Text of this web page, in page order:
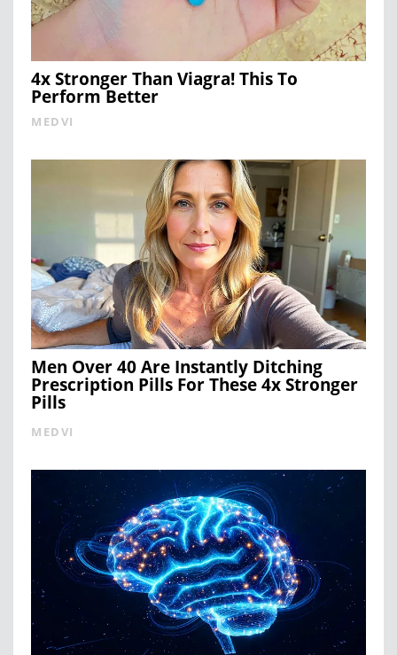
4x Stronger Than Viagra! This To
Perform Better
MEDVI
Men Over 40 Are Instantly Ditching
Prescription Pills For These 4x Stronger
Pills
MEDVI